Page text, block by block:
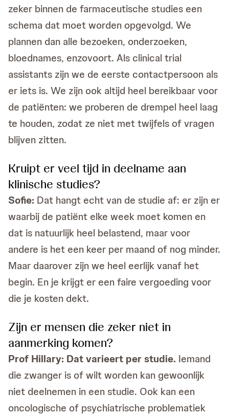
zeker binnen de farmaceutische studies een
schema dat moet worden opgevolgd. We
plannen dan alle bezoeken, onderzoeken,
bloednames, enzovoort. Als clinical trial
assistants zijn we de eerste contactpersoon als
er iets is. We zijn ook altijd heel bereikbaar voor
de patiënten: we proberen de drempel heel laag
te houden, zodat ze niet met twijfels of vragen
blijven zitten.
Kruipt er veel tijd in deelname aan
klinische studies?
Sofie: Dat hangt echt van de studie af: er zijn er
waarbij de patiënt elke week moet komen en
dat is natuurlijk heel belastend, maar voor
andere is het een keer per maand of nog minder.
Maar daarover zijn we heel eerlijk vanaf het
begin. En je krijgt er een faire vergoeding voor
die je kosten dekt.
Zijn er mensen die zeker niet in
aanmerking komen?
Prof Hillary: Dat varieert per studie. Iemand
die zwanger is of wilt worden kan gewoonlijk
niet deelnemen in een studie. Ook kan een
oncologische of psychiatrische problematiek